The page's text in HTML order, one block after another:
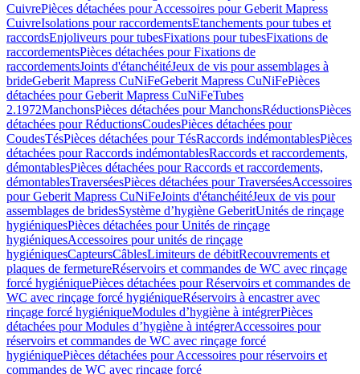
CuivrePièces détachées pour Accessoires pour Geberit Mapress
CuivreIsolations pour raccordementsEtanchements pour tubes et
raccordsEnjoliveurs pour tubesFixations pour tubesFixations de
raccordementsPièces détachées pour Fixations de
raccordementsJoints d'étanchéitéJeux de vis pour assemblages à
brideGeberit Mapress CuNiFeGeberit Mapress CuNiFePièces
détachées pour Geberit Mapress CuNiFeTubes
2.1972ManchonsPièces détachées pour ManchonsRéductionsPièces
détachées pour RéductionsCoudesPièces détachées pour
CoudesTésPièces détachées pour TésRaccords indémontablesPièces
détachées pour Raccords indémontablesRaccords et raccordements,
démontablesPièces détachées pour Raccords et raccordements,
démontablesTraverséesPièces détachées pour TraverséesAccessoires
pour Geberit Mapress CuNiFeJoints d'étanchéitéJeux de vis pour
assemblages de bridesSystème d’hygiène GeberitUnités de rinçage
hygiéniquesPièces détachées pour Unités de rinçage
hygiéniquesAccessoires pour unités de rinçage
hygiéniquesCapteursCâblesLimiteurs de débitRecouvrements et
plaques de fermetureRéservoirs et commandes de WC avec rinçage
forcé hygiéniquePièces détachées pour Réservoirs et commandes de
WC avec rinçage forcé hygiéniqueRéservoirs à encastrer avec
rinçage forcé hygiéniqueModules d’hygiène à intégrerPièces
détachées pour Modules d’hygiène à intégrerAccessoires pour
réservoirs et commandes de WC avec rinçage forcé
hygiéniquePièces détachées pour Accessoires pour réservoirs et
commandes de WC avec rinçage forcé